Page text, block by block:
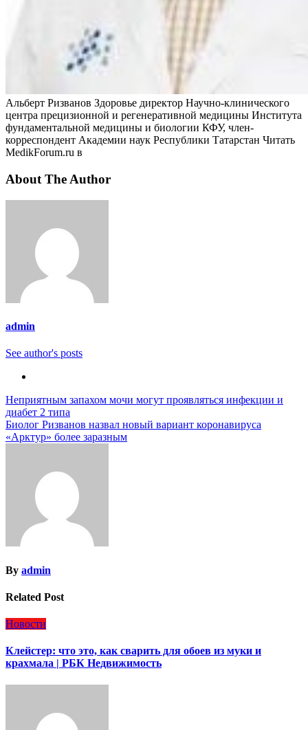
Альберт Ризванов Здоровье директор Научно-клинического
центра прецизионной и регенеративной медицины Института
фундаментальной медицины и биологии КФУ, член-
корреспондент Академии наук Республики Татарстан Читать
MedikForum.ru в
About The Author
admin
See author's posts
Навигация
по
записям
Неприятным запахом мочи могут проявляться инфекции и
диабет 2 типа
Биолог Ризванов назвал новый вариант коронавируса
«Арктур» более заразным
By admin
Related Post
Новости
Клейстер: что это, как сварить для обоев из муки и
крахмала | РБК Недвижимость